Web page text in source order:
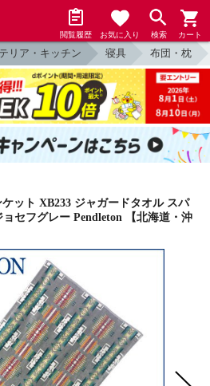
閲覧履歴 お気に入り 検索 カート
リア・キッチン 寝具 布団・枕
ット XB233 ジャガードタオル スパ
ョセフグレー Pendleton 【北海道・沖